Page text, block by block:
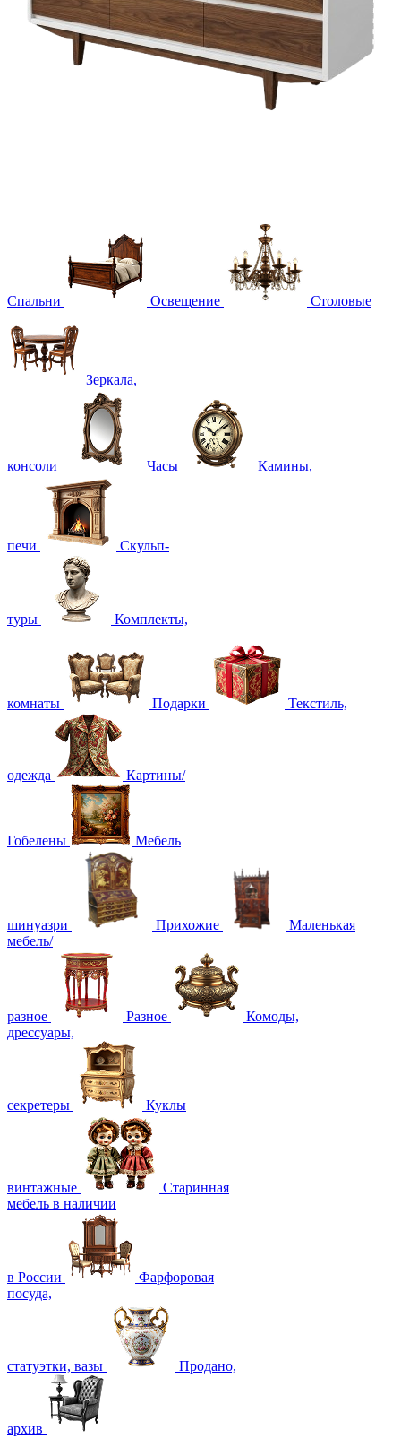
Спальни Освещение Столовые
Зеркала,
консоли Часы Камины,
печи Скульп-
туры Комплекты,
комнаты Подарки Текстиль,
одежда Картины/
Гобелены Мебель
шинуазри Прихожие
Маленькая
мебель/
разное Разное
Комоды,
дрессуары,
секретеры Куклы
винтажные
Старинная
мебель в наличии
в России
Фарфоровая
посуда,
статуэтки, вазы Продано,
архив